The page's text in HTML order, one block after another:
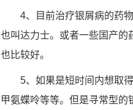
4、目前治疗银屑病的药
也叫达力士。或者一些国产的
也比较好。
5、如果是短时间内想取
甲氨蝶呤等等。但是寻常型